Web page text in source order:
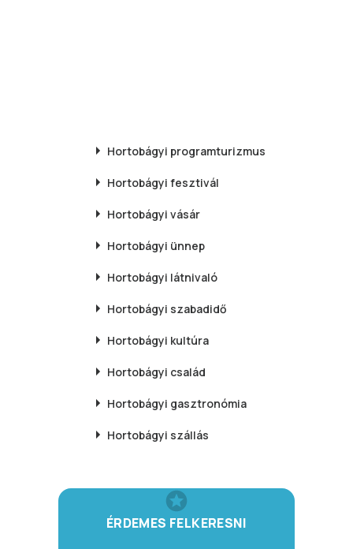
Hortobágyi programturizmus
Hortobágyi fesztivál
Hortobágyi vásár
Hortobágyi ünnep
Hortobágyi látnivaló
Hortobágyi szabadidő
Hortobágyi kultúra
Hortobágyi család
Hortobágyi gasztronómia
Hortobágyi szállás
ÉRDEMES FELKERESNI